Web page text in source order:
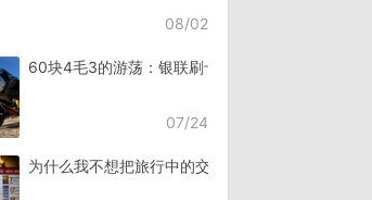
08/02
60块4毛3的游荡：银联刷卡失败，却扣了钱
07/24
为什么我不想把旅行中的交流，全都交给AI？